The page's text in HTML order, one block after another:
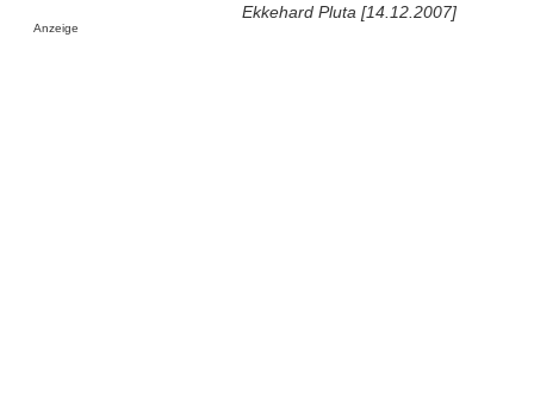
Ekkehard Pluta [14.12.2007]
Anzeige